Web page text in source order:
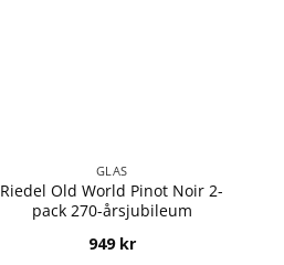
GLAS
Riedel Old World Pinot Noir 2-
pack 270-årsjubileum
949 kr